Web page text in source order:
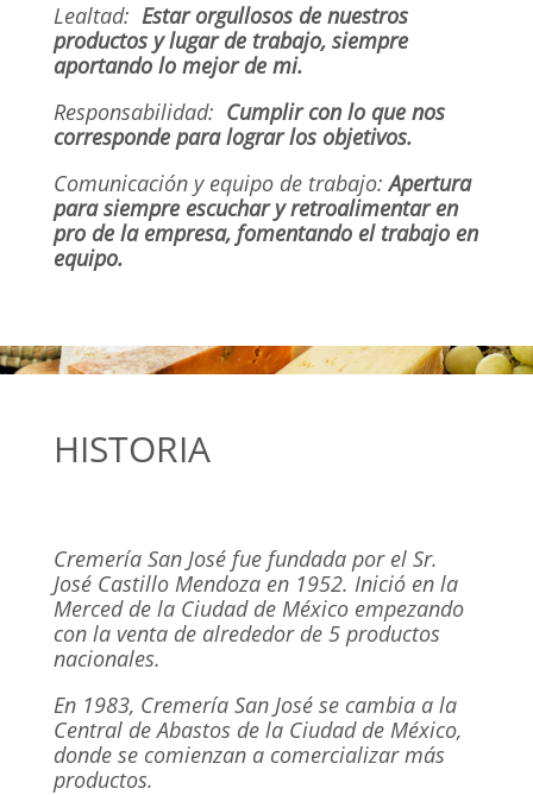
Lealtad: Estar orgullosos de nuestros
productos y lugar de trabajo, siempre
aportando lo mejor de mi.
Responsabilidad: Cumplir con lo que nos
corresponde para lograr los objetivos.
Comunicación y equipo de trabajo: Apertura
para siempre escuchar y retroalimentar en
pro de la empresa, fomentando el trabajo en
equipo.
HISTORIA
Cremería San José fue fundada por el Sr.
José Castillo Mendoza en 1952. Inició en la
Merced de la Ciudad de México empezando
con la venta de alrededor de 5 productos
nacionales.
En 1983, Cremería San José se cambia a la
Central de Abastos de la Ciudad de México,
donde se comienzan a comercializar más
productos.